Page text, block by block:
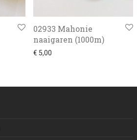
02933 Mahonie
naaigaren (1000m)
€ 5,00